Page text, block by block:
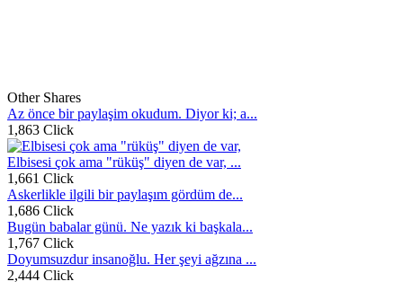
Other Shares
Az önce bir paylaşim okudum. Diyor ki; a...
1,863 Click
Elbisesi çok ama "rüküş" diyen de var, ...
1,661 Click
Askerlikle ilgili bir paylaşım gördüm de...
1,686 Click
Bugün babalar günü. Ne yazık ki başkala...
1,767 Click
Doyumsuzdur insanoğlu. Her şeyi ağzına ...
2,444 Click